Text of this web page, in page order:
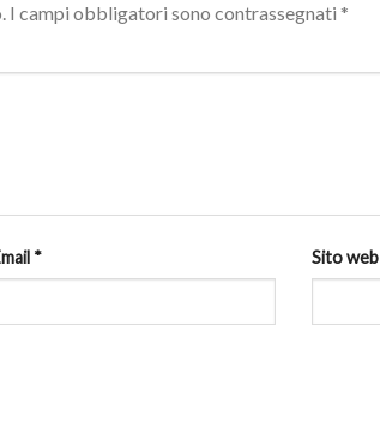
I campi obbligatori sono contrassegnati *
* Sito web